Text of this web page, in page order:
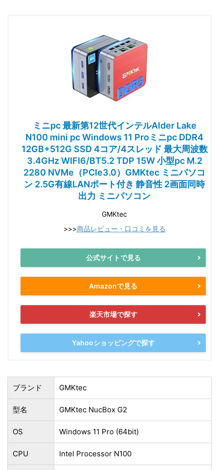
ミニpc 最新第12世代インテルAlder Lake
N100 mini pc Windows 11 Proミニpc DDR4
12GB+512G SSD 4コア/4スレッド 最大周波数
3.4GHz WIFI6/BT5.2 TDP 15W 小型pc M.2
2280 NVMe（PCIe3.0）GMKtec ミニパソコ
ン 2.5G有線LANポート付き 静音性 2画面同時
出力 ミニパソコン
GMKtec
>>>商品レビュー・口コミを見る
公式サイトで見る
Amazonで見る
楽天市場で探す
Yahooショッピングで探す
ブランド GMKtec
型名 GMKtec NucBox G2
OS Windows 11 Pro (64bit)
CPU Intel Processor N100